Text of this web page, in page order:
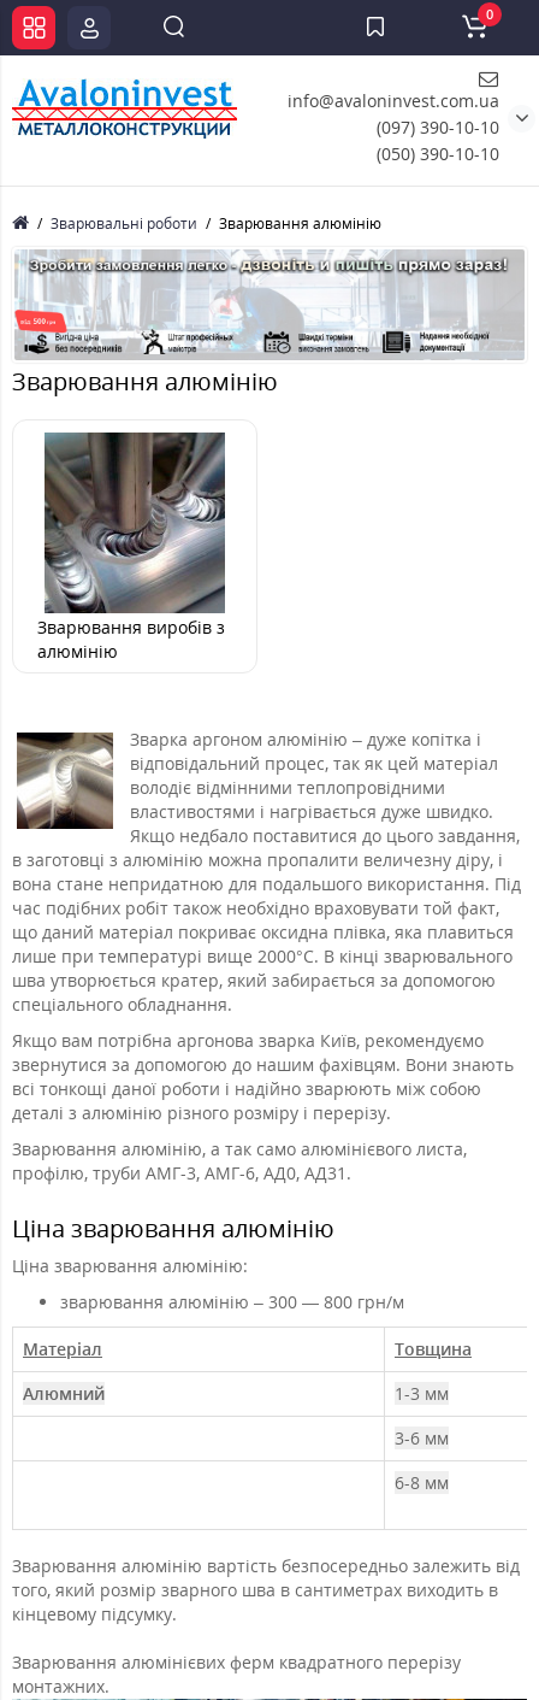
info@avaloninvest.com.ua
(097) 390-10-10
(050) 390-10-10
0
Зварювальні роботи Зварювання алюмінію
Зварювання алюмінію
Зварювання виробів з
алюмінію
Зварка аргоном алюмінію – дуже копітка і
відповідальний процес, так як цей матеріал
володіє відмінними теплопровідними
властивостями і нагрівається дуже швидко.
Якщо недбало поставитися до цього завдання,
в заготовці з алюмінію можна пропалити величезну діру, і
вона стане непридатною для подальшого використання. Під
час подібних робіт також необхідно враховувати той факт,
що даний матеріал покриває оксидна плівка, яка плавиться
лише при температурі вище 2000°С. В кінці зварювального
шва утворюється кратер, який забирається за допомогою
спеціального обладнання.
Якщо вам потрібна аргонова зварка Київ, рекомендуємо
звернутися за допомогою до нашим фахівцям. Вони знають
всі тонкощі даної роботи і надійно зварюють між собою
деталі з алюмінію різного розміру і перерізу.
Зварювання алюмінію, а так само алюмінієвого листа,
профілю, труби АМГ-3, АМГ-6, АД0, АД31.
Ціна зварювання алюмінію
Ціна зварювання алюмінію:
зварювання алюмінію – 300 — 800 грн/м
Матеріал
Товщина
Алюмний
1-3 мм
3-6 мм
6-8 мм
Зварювання алюмінію вартість безпосередньо залежить від
того, який розмір зварного шва в сантиметрах виходить в
кінцевому підсумку.
Зварювання алюмінієвих ферм квадратного перерізу
монтажних.